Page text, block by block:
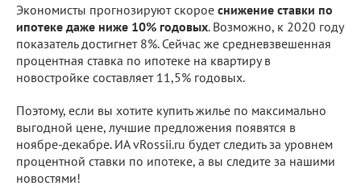
Экономисты прогнозируют скорое снижение ставки по
ипотеке даже ниже 10% годовых. Возможно, к 2020 году
показатель достигнет 8%. Сейчас же средневзвешенная
процентная ставка по ипотеке на квартиру в
новостройке составляет 11,5% годовых.
Поэтому, если вы хотите купить жилье по максимально
выгодной цене, лучшие предложения появятся в
ноябре-декабре. ИА vRossii.ru будет следить за уровнем
процентной ставки по ипотеке, а вы следите за нашими
новостями!